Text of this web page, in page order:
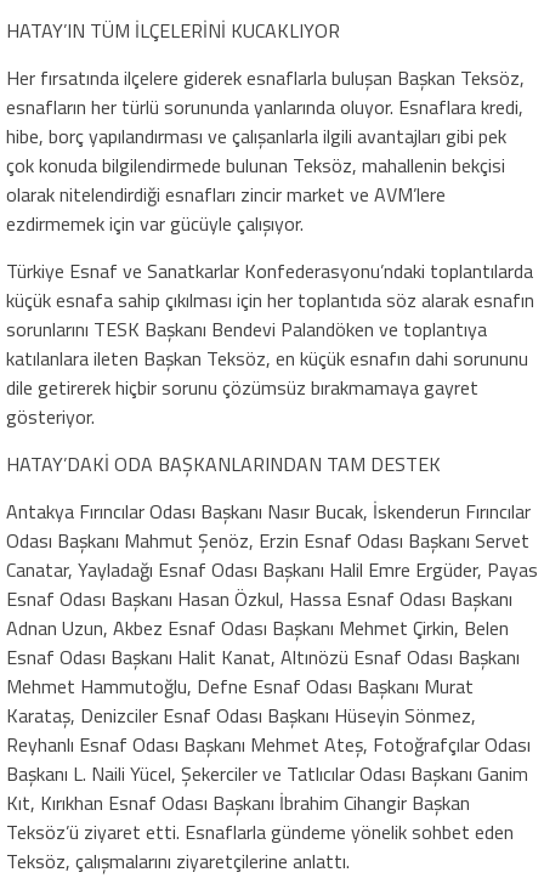
HATAY’IN TÜM İLÇELERİNİ KUCAKLIYOR
Her fırsatında ilçelere giderek esnaflarla buluşan Başkan Teksöz,
esnafların her türlü sorununda yanlarında oluyor. Esnaflara kredi,
hibe, borç yapılandırması ve çalışanlarla ilgili avantajları gibi pek
çok konuda bilgilendirmede bulunan Teksöz, mahallenin bekçisi
olarak nitelendirdiği esnafları zincir market ve AVM’lere
ezdirmemek için var gücüyle çalışıyor.
Türkiye Esnaf ve Sanatkarlar Konfederasyonu’ndaki toplantılarda
küçük esnafa sahip çıkılması için her toplantıda söz alarak esnafın
sorunlarını TESK Başkanı Bendevi Palandöken ve toplantıya
katılanlara ileten Başkan Teksöz, en küçük esnafın dahi sorununu
dile getirerek hiçbir sorunu çözümsüz bırakmamaya gayret
gösteriyor.
HATAY’DAKİ ODA BAŞKANLARINDAN TAM DESTEK
Antakya Fırıncılar Odası Başkanı Nasır Bucak, İskenderun Fırıncılar
Odası Başkanı Mahmut Şenöz, Erzin Esnaf Odası Başkanı Servet
Canatar, Yayladağı Esnaf Odası Başkanı Halil Emre Ergüder, Payas
Esnaf Odası Başkanı Hasan Özkul, Hassa Esnaf Odası Başkanı
Adnan Uzun, Akbez Esnaf Odası Başkanı Mehmet Çirkin, Belen
Esnaf Odası Başkanı Halit Kanat, Altınözü Esnaf Odası Başkanı
Mehmet Hammutoğlu, Defne Esnaf Odası Başkanı Murat
Karataş, Denizciler Esnaf Odası Başkanı Hüseyin Sönmez,
Reyhanlı Esnaf Odası Başkanı Mehmet Ateş, Fotoğrafçılar Odası
Başkanı L. Naili Yücel, Şekerciler ve Tatlıcılar Odası Başkanı Ganim
Kıt, Kırıkhan Esnaf Odası Başkanı İbrahim Cihangir Başkan
Teksöz’ü ziyaret etti. Esnaflarla gündeme yönelik sohbet eden
Teksöz, çalışmalarını ziyaretçilerine anlattı.